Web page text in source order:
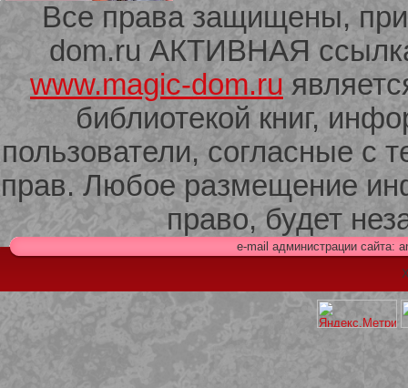
209 Белая кофта из ленточного
Все права защищены,
dom.ru АКТИВНАЯ ссылка
www.magic-dom.ru
библиотекой книг,
пользователи, согласные с
прав. Любое размещение
право, будет
e-mail администрации сайта: